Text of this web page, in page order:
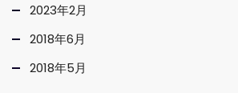
2023年2月
2018年6月
2018年5月